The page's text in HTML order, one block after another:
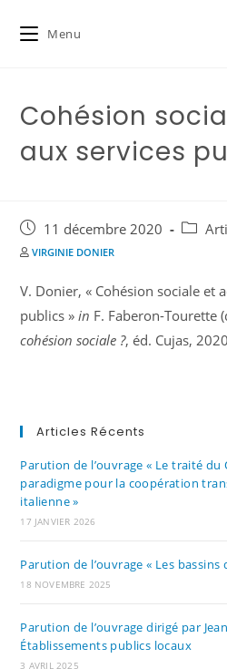
Menu
Cohésion
aux services
11 décembre 2020
VIRGINIE DONIER
V. Donier, « Cohésion sociale et
publics »in F. Faberon-Tourette
cohésion sociale ?, éd. Cujas,
Articles Récents
Parution de l’ouvrage « Le traité
paradigme pour la coopération
italienne »
17 JANVIER 2026
Parution de l’ouvrage « Les
18 NOVEMBRE 2025
Parution de l’ouvrage dirigé par
Établissements publics locaux
3 AVRIL 2025